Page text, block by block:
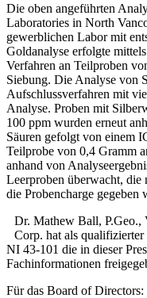
Die oben angeführten
Laboratories in North
gewerblichen Labor mit
Goldanalyse erfolgte
Verfahren an Teilproben
Siebung. Die Analyse von
Aufschlussverfahren mit
Analyse. Proben mit
100 ppm wurden erneut
Säuren gefolgt von einem
Teilprobe von 0,4 Gramm
anhand von
Leerproben überwacht,
die Probencharge gegeben
Dr. Mathew Ball,
Corp. hat als
NI 43-101 die in dieser
Fachinformationen
Für das Board of Directors: